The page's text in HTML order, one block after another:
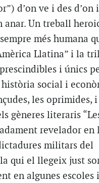
d’on ve i des d’on
anar. Un treball
més humana
Llatina” i la
i únics
social i
les oprimides,
gèneres literaris
revelador en
militars del
qui el llegeix just
en algunes escoles i